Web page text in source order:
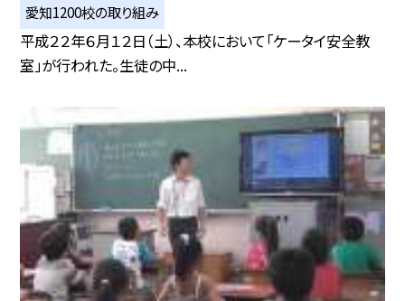
愛知1200校の取り組み
平成２２年６月１２日（土）、本校において「ケータイ安全教
室」が行われた。生徒の中...